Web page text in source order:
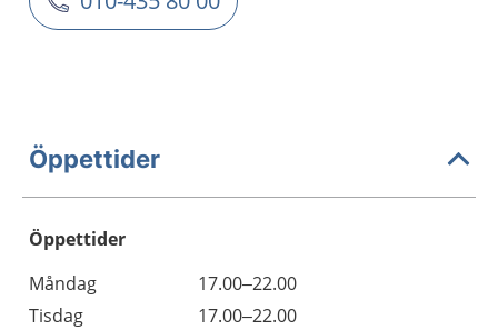
Öppettider
Öppettider
Dag
Öppettider
Kommentarer
Måndag
17.00–22.00
Tisdag
17.00–22.00